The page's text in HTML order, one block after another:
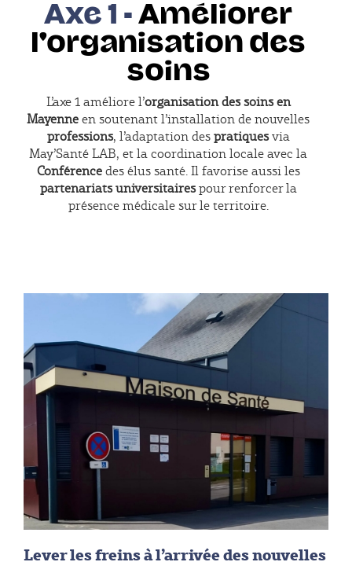
Axe 1 - Améliorer
l'organisation des
soins
L’axe 1 améliore l’organisation des soins en
Mayenneen soutenant l’installation de nouvelles
professions, l’adaptation despratiquesvia
May’Santé LAB, et la coordination locale avec la
Conférencedes élus santé. Il favorise aussi les
partenariats universitairespour renforcer la
présence médicale sur le territoire.
Lever les freins à l’arrivée des nouvelles